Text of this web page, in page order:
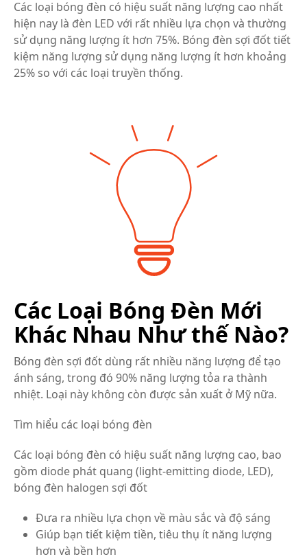
Các loại bóng đèn có hiệu suất năng lượng cao nhất
hiện nay là đèn LED với rất nhiều lựa chọn và thường
sử dụng năng lượng ít hơn 75%. Bóng đèn sợi đốt tiết
kiệm năng lượng sử dụng năng lượng ít hơn khoảng
25% so với các loại truyền thống.
Các Loại Bóng Đèn Mới
Khác Nhau Như thế Nào?
Bóng đèn sợi đốt dùng rất nhiều năng lượng để tạo
ánh sáng, trong đó 90% năng lượng tỏa ra thành
nhiệt. Loại này không còn được sản xuất ở Mỹ nữa.
Tìm hiểu các loại bóng đèn
Các loại bóng đèn có hiệu suất năng lượng cao, bao
gồm diode phát quang (light-emitting diode, LED),
bóng đèn halogen sợi đốt
Đưa ra nhiều lựa chọn về màu sắc và độ sáng
Giúp bạn tiết kiệm tiền, tiêu thụ ít năng lượng
hơn và bền hơn